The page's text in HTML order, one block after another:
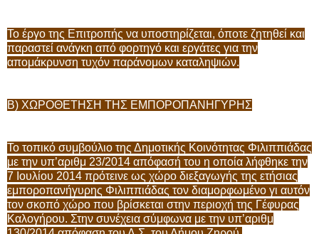
Το έργο της Επιτροπής να υποστηρίζεται, όποτε ζητηθεί και
παραστεί ανάγκη από φορτηγό και εργάτες για την
απομάκρυνση τυχόν παράνομων καταληψιών.
Β) ΧΩΡΟΘΕΤΗΣΗ ΤΗΣ ΕΜΠΟΡΟΠΑΝΗΓΥΡΗΣ
Το τοπικό συμβούλιο της Δημοτικής Κοινότητας Φιλιππιάδας
με την υπ’αριθμ 23/2014 απόφασή του η οποία λήφθηκε την
7 Ιουλίου 2014 πρότεινε ως χώρο διεξαγωγής της ετήσιας
εμποροπανήγυρης Φιλιππιάδας τον διαμορφωμένο γι αυτόν
τον σκοπό χώρο που βρίσκεται στην περιοχή της Γέφυρας
Καλογήρου. Στην συνέχεια σύμφωνα με την υπ’αριθμ